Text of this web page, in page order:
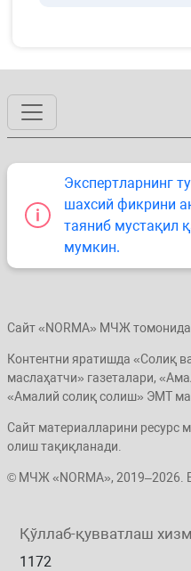
Экспертларнинг
шахсий фикрини
таяниб мустақил
мумкин.
Сайт «NORMA» МЧЖ
Контентни яратишда «Солиқ
маслаҳатчи» газеталари,
«Амалий солиқ солиш» ЭМТ
Сайт материалларини ресурс
олиш тақиқланади.
© МЧЖ «NORMA», 2019–2026.
Қўллаб-қувватлаш
1172